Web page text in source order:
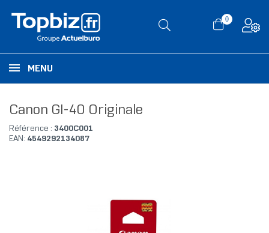
0
MENU
Canon GI-40 Originale
Référence : 3400C001
EAN: 4549292134087